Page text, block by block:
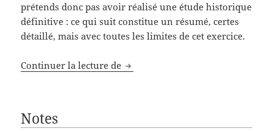
prétends donc pas avoir réalisé une étude historique
définitive : ce qui suit constitue un résumé, certes
détaillé, mais avec toutes les limites de cet exercice.
Continuer la lecture de Comment j’ai prolongé les
Notes